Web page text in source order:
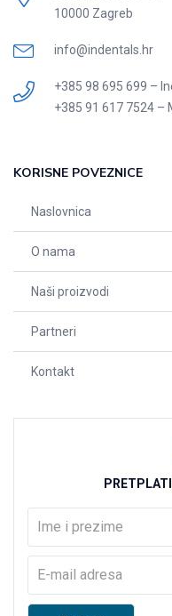
10000 Zagreb
info@indentals.hr
+385 98 695 699 –
+385 91 617 7524 –
KORISNE POVEZNICE
Naslovnica
O nama
Naši proizvodi
Partneri
Kontakt